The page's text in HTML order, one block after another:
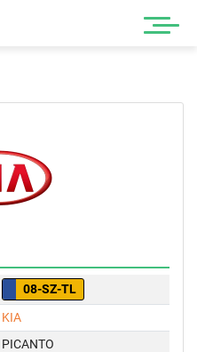
08-SZ-TL
KIA
PICANTO